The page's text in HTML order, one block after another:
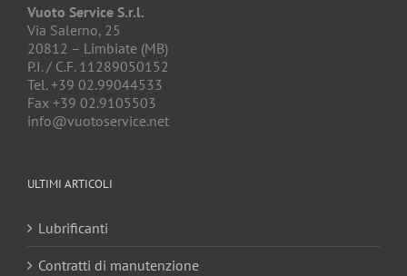
Vuoto Service S.r.l.
Via Salerno, 25
20812 – Limbiate (MB)
P.I. / C.F. 11289050152
Tel. +39 02.99044533
Fax +39 02.9105503
info@vuotoservice.net
ULTIMI ARTICOLI
Lubrificanti
Contratti di manutenzione